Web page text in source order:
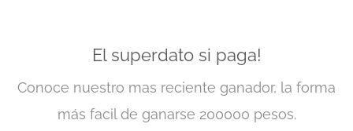
El superdato si paga!
Conoce nuestro mas reciente ganador, la forma
más facil de ganarse 200000 pesos.